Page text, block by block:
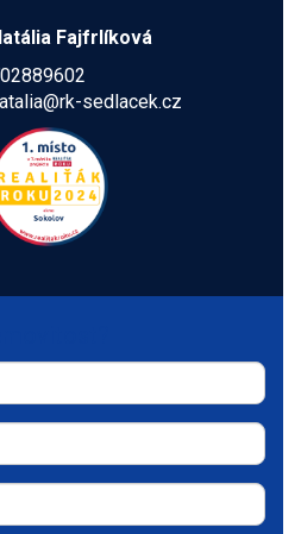
Fajfrlíková
sedlacek.cz